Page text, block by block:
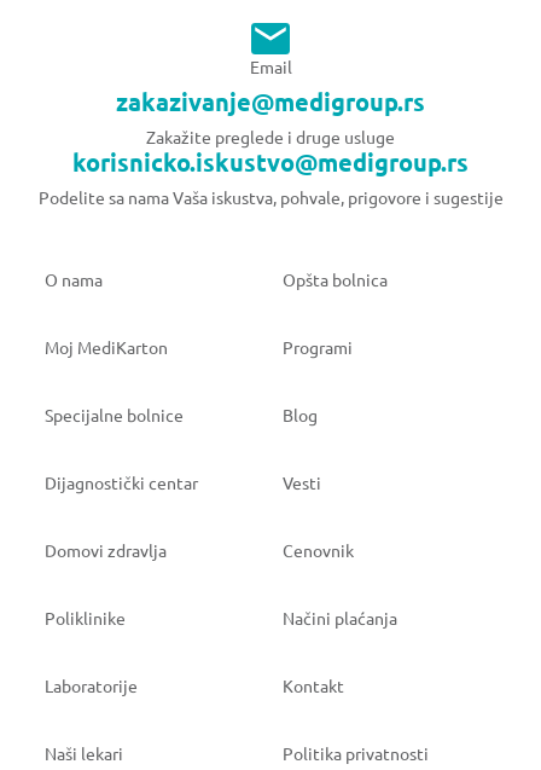
Email
zakazivanje@medigroup.rs
Zakažite preglede i druge usluge
korisnicko.iskustvo@medigroup.rs
Podelite sa nama Vaša iskustva, pohvale, prigovore i sugestije
O nama Opšta bolnica
Moj MediKarton Programi
Specijalne bolnice Blog
Dijagnostički centar Vesti
Domovi zdravlja Cenovnik
Poliklinike Načini plaćanja
Laboratorije Kontakt
Naši lekari Politika privatnosti